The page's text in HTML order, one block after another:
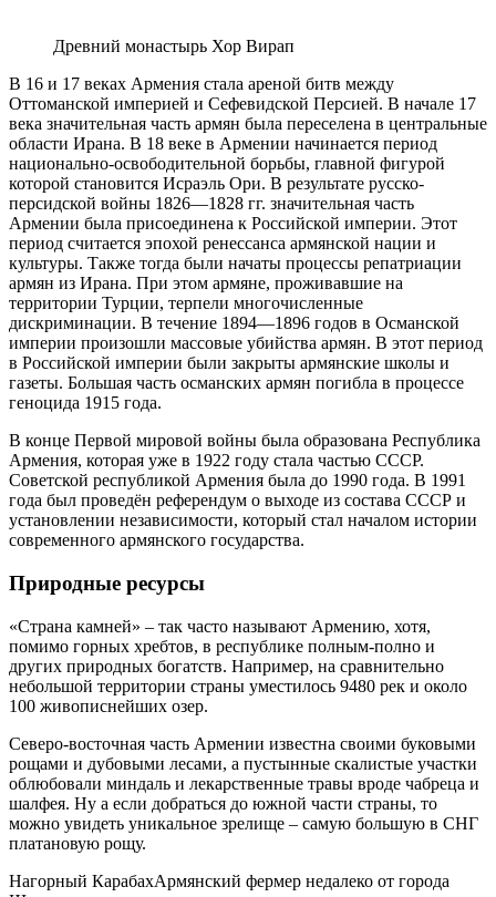
Древний монастырь Хор Вирап
В 16 и 17 веках Армения стала ареной битв между
Оттоманской империей и Сефевидской Персией. В начале 17
века значительная часть армян была переселена в центральные
области Ирана. В 18 веке в Армении начинается период
национально-освободительной борьбы, главной фигурой
которой становится Исраэль Ори. В результате русско-
персидской войны 1826—1828 гг. значительная часть
Армении была присоединена к Российской империи. Этот
период считается эпохой ренессанса армянской нации и
культуры. Также тогда были начаты процессы репатриации
армян из Ирана. При этом армяне, проживавшие на
территории Турции, терпели многочисленные
дискриминации. В течение 1894—1896 годов в Османской
империи произошли массовые убийства армян. В этот период
в Российской империи были закрыты армянские школы и
газеты. Большая часть османских армян погибла в процессе
геноцида 1915 года.
В конце Первой мировой войны была образована Республика
Армения, которая уже в 1922 году стала частью СССР.
Советской республикой Армения была до 1990 года. В 1991
года был проведён референдум о выходе из состава СССР и
установлении независимости, который стал началом истории
современного армянского государства.
Природные ресурсы
«Страна камней» – так часто называют Армению, хотя,
помимо горных хребтов, в республике полным-полно и
других природных богатств. Например, на сравнительно
небольшой территории страны уместилось 9480 рек и около
100 живописнейших озер.
Северо-восточная часть Армении известна своими буковыми
рощами и дубовыми лесами, а пустынные скалистые участки
облюбовали миндаль и лекарственные травы вроде чабреца и
шалфея. Ну а если добраться до южной части страны, то
можно увидеть уникальное зрелище – самую большую в СНГ
платановую рощу.
Нагорный КарабахАрмянский фермер недалеко от города